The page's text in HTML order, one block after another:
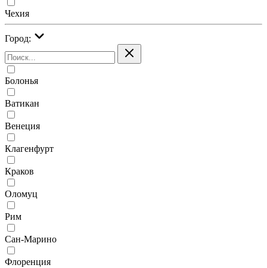
Чехия
Город:
Болонья
Ватикан
Венеция
Клагенфурт
Краков
Оломуц
Рим
Сан-Марино
Флоренция